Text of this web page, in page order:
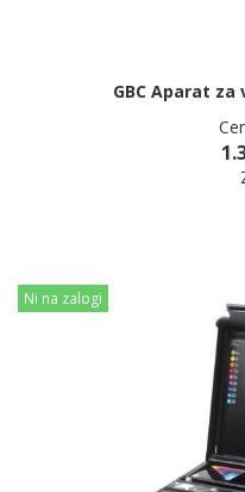
GBC Aparat
Ni na zalogi